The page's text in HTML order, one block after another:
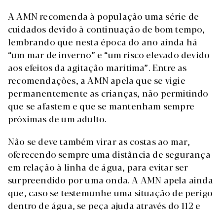
A AMN recomenda à população uma série de
cuidados devido à continuação de bom tempo,
lembrando que nesta época do ano ainda há
“um mar de inverno” e “um risco elevado devido
aos efeitos da agitação marítima”. Entre as
recomendações, a AMN apela que se vigie
permanentemente as crianças, não permitindo
que se afastem e que se mantenham sempre
próximas de um adulto.
Não se deve também virar as costas ao mar,
oferecendo sempre uma distância de segurança
em relação à linha de água, para evitar ser
surpreendido por uma onda. A AMN apela ainda
que, caso se testemunhe uma situação de perigo
dentro de água, se peça ajuda através do 112 e